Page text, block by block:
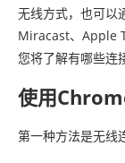
无线方式，也可以
Miracast、Apple
您将了解有哪些连
使用
第一种方法是无线